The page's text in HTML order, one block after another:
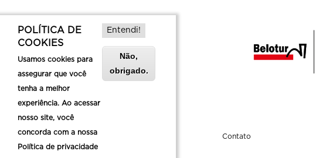
Sobre a Belotur Contato
POLÍTICA DE
COOKIES
Usamos cookies para
assegurar que você
tenha a melhor
experiência. Ao acessar
nosso site, você
concorda com a nossa
Política de privacidade
Entendi!
Não,
obrigado.